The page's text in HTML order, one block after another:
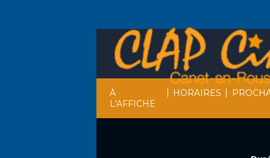
À
L'AFFICHE
| HORAIRES |